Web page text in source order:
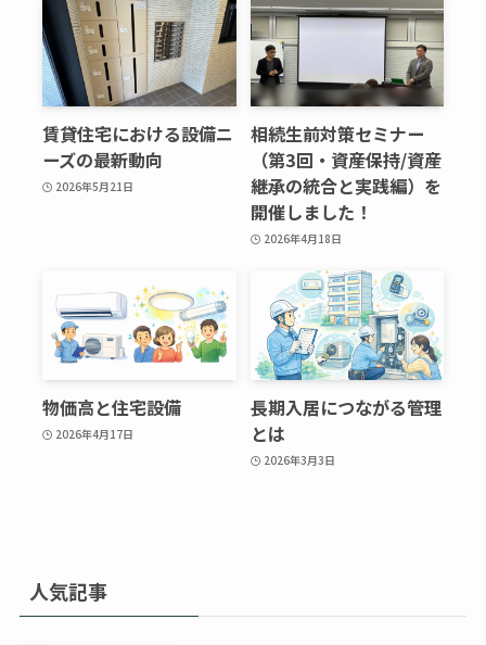
賃貸住宅における設備ニ
ーズの最新動向
2026年5月21日
相続生前対策セミナー
（第3回・資産保持/資産
継承の統合と実践編）を
開催しました！
2026年4月18日
物価高と住宅設備
2026年4月17日
長期入居につながる管理
とは
2026年3月3日
人気記事